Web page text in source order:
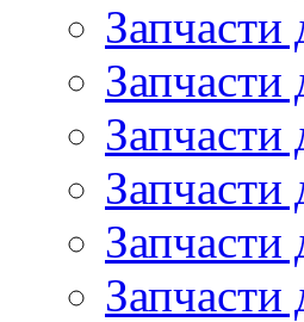
Запчасти
Запчасти
Запчасти